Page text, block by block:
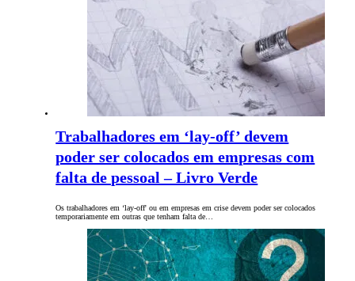
Trabalhadores em ‘lay-off’ devem
poder ser colocados em empresas com
falta de pessoal – Livro Verde
Os trabalhadores em ‘lay-off' ou em empresas em crise devem poder ser colocados
temporariamente em outras que tenham falta de…